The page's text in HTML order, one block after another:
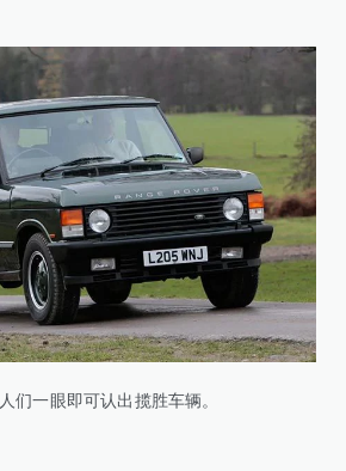
们一眼即可认出揽胜车辆。